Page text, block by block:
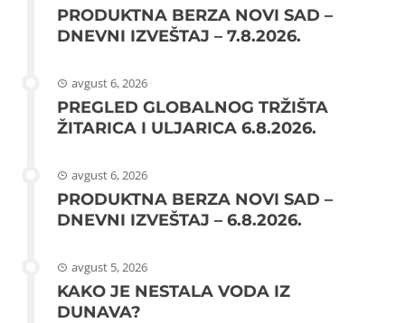
PRODUKTNA BERZA NOVI SAD –
DNEVNI IZVEŠTAJ – 7.8.2026.
avgust 6, 2026
PREGLED GLOBALNOG TRŽIŠTA
ŽITARICA I ULJARICA 6.8.2026.
avgust 6, 2026
PRODUKTNA BERZA NOVI SAD –
DNEVNI IZVEŠTAJ – 6.8.2026.
avgust 5, 2026
KAKO JE NESTALA VODA IZ
DUNAVA?